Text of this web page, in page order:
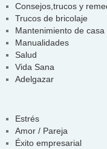
Consejos,trucos y
Trucos de bricolaje
Mantenimiento de casa
Manualidades
Salud
Vida Sana
Adelgazar
Estrés
Amor / Pareja
Éxito empresarial